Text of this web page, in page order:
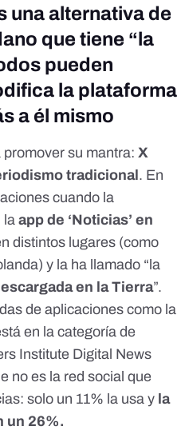
una alternativa de
que tiene “la
pueden
la plataforma
a él mismo
su mantra: X
tradicional . En
cuando la
la app de ‘Noticias’ en
distintos lugares (como
) y la ha llamado “la
en la Tierra”.
de aplicaciones como la
en la categoría de
Institute Digital News
no es la red social que
solo un 11% la usa y la
un 26%.